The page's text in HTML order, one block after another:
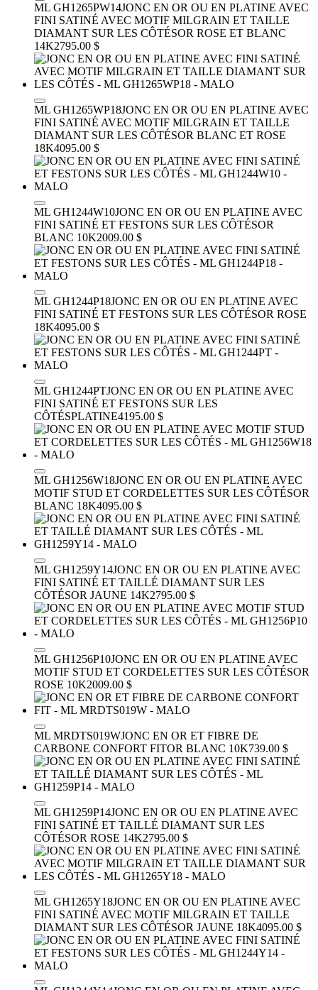
ML GH1265PW14JONC EN OR OU EN PLATINE AVEC
FINI SATINÉ AVEC MOTIF MILGRAIN ET TAILLE
DIAMANT SUR LES CÔTÉSOR ROSE ET BLANC
14K2795.00 $
ML GH1265WP18JONC EN OR OU EN PLATINE AVEC
FINI SATINÉ AVEC MOTIF MILGRAIN ET TAILLE
DIAMANT SUR LES CÔTÉSOR BLANC ET ROSE
18K4095.00 $
ML GH1244W10JONC EN OR OU EN PLATINE AVEC
FINI SATINÉ ET FESTONS SUR LES CÔTÉSOR
BLANC 10K2009.00 $
ML GH1244P18JONC EN OR OU EN PLATINE AVEC
FINI SATINÉ ET FESTONS SUR LES CÔTÉSOR ROSE
18K4095.00 $
ML GH1244PTJONC EN OR OU EN PLATINE AVEC
FINI SATINÉ ET FESTONS SUR LES
CÔTÉSPLATINE4195.00 $
ML GH1256W18JONC EN OR OU EN PLATINE AVEC
MOTIF STUD ET CORDELETTES SUR LES CÔTÉSOR
BLANC 18K4095.00 $
ML GH1259Y14JONC EN OR OU EN PLATINE AVEC
FINI SATINÉ ET TAILLÉ DIAMANT SUR LES
CÔTÉSOR JAUNE 14K2795.00 $
ML GH1256P10JONC EN OR OU EN PLATINE AVEC
MOTIF STUD ET CORDELETTES SUR LES CÔTÉSOR
ROSE 10K2009.00 $
ML MRDTS019WJONC EN OR ET FIBRE DE
CARBONE CONFORT FITOR BLANC 10K739.00 $
ML GH1259P14JONC EN OR OU EN PLATINE AVEC
FINI SATINÉ ET TAILLÉ DIAMANT SUR LES
CÔTÉSOR ROSE 14K2795.00 $
ML GH1265Y18JONC EN OR OU EN PLATINE AVEC
FINI SATINÉ AVEC MOTIF MILGRAIN ET TAILLE
DIAMANT SUR LES CÔTÉSOR JAUNE 18K4095.00 $